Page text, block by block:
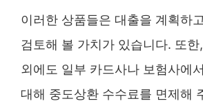
이러한 상품들은 대출을 계획하
검토해 볼 가치가 있습니다. 또
외에도 일부 카드사나 보험사에
대해 중도상환 수수료를 면제해